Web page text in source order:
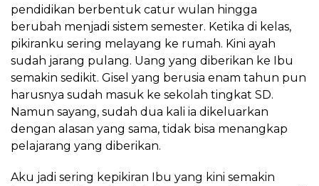
pendidikan berbentuk catur wulan hingga
berubah menjadi sistem semester. Ketika di kelas,
pikiranku sering melayang ke rumah. Kini ayah
sudah jarang pulang. Uang yang diberikan ke Ibu
semakin sedikit. Gisel yang berusia enam tahun pun
harusnya sudah masuk ke sekolah tingkat SD.
Namun sayang, sudah dua kali ia dikeluarkan
dengan alasan yang sama, tidak bisa menangkap
pelajarang yang diberikan.
Aku jadi sering kepikiran Ibu yang kini semakin